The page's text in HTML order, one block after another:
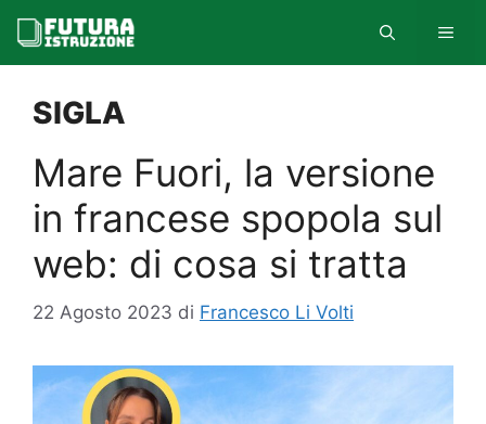
contenuto
SIGLA
Mare Fuori, la versione
in francese spopola sul
web: di cosa si tratta
22 Agosto 2023 di Francesco Li Volti